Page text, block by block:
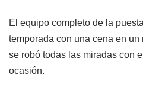
El equipo completo de la
temporada con una cena en
se robó todas las miradas con
ocasión.